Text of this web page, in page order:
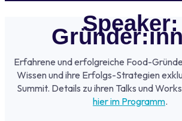
Speaker:
Erfahrene und erfolgreiche Food-
Wissen und ihre Erfolgs-Strategien
Summit. Details zu ihren Talks und
hier im Programm.